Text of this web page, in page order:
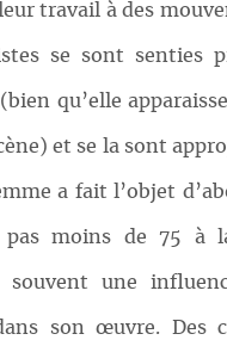
travail à des
se sont senties
qu’elle
et se la sont
a fait l’objet
pas moins de 75 à
souvent une
son œuvre. Des